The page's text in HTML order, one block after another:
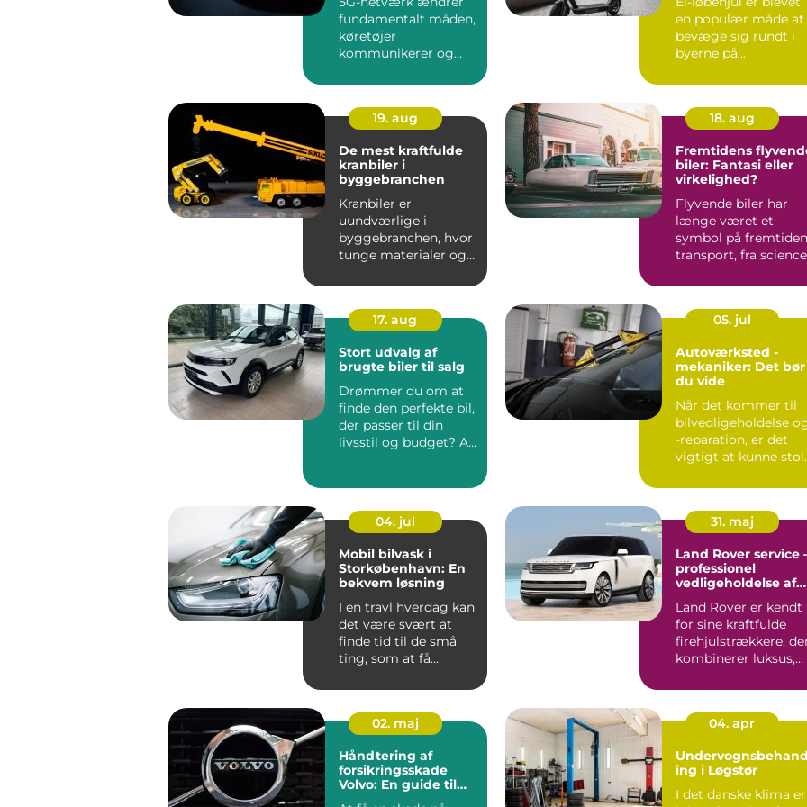
fundamentalt måden,
køretøjer
kommunikerer og
en populær måde at
bevæge sig rundt i
byerne på...
19. aug
De mest kraftfulde
kranbiler i
byggebranchen
Kranbiler er
uundværlige i
byggebranchen, hvor
tunge materialer og
skal f...
18. aug
Fremtidens
biler: Fantasi eller
virkelighed?
Flyvende biler har
længe været et
symbol på
transport, fra science
17. aug
Stort udvalg af
brugte biler til salg
Drømmer du om at
finde den perfekte bil,
der passer til din
livsstil og budget? At
05. jul
Autoværksted -
mekaniker: Det bør
du vide
Når det kommer til
bilvedligeholdelse
-reparation, er det
vigtigt at kunne
04. jul
Mobil bilvask i
Storkøbenhavn: En
bekvem løsning
I en travl hverdag kan
det være svært at
finde tid til de små
ting, som at få...
31. maj
Land Rover service
professionel
vedligeholdelse af
Land Rover er kendt
for sine kraftfulde
firehjulstrækkere,
kombinerer luksus,
02. maj
Håndtering af
forsikringsskade
Volvo: En guide til
04. apr
ing i Løgstør
I det danske klima er